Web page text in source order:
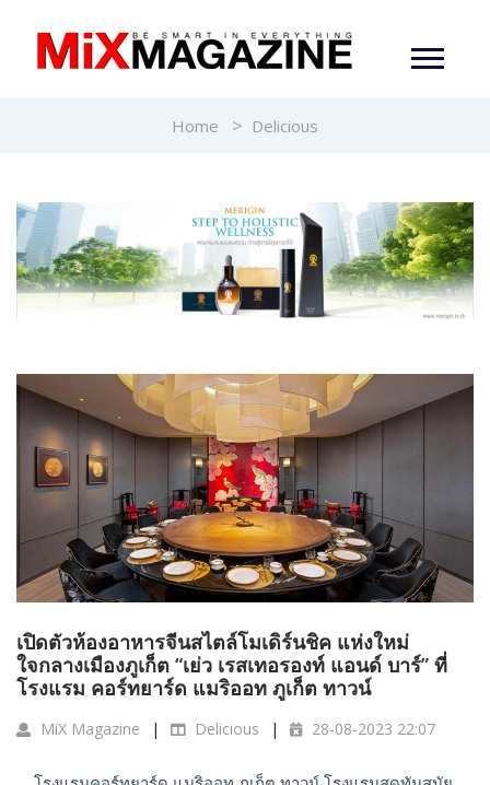
Home Delicious
เปิดตัวห้องอาหารจีนสไตล์โมเดิร์นชิค แห่งใหม่
ใจกลางเมืองภูเก็ต “เย่ว เรสเทอรองท์ แอนด์ บาร์” ที่
โรงแรม คอร์ทยาร์ด แมริออท ภูเก็ต ทาวน์
MiX Magazine Delicious 28-08-2023 22:07